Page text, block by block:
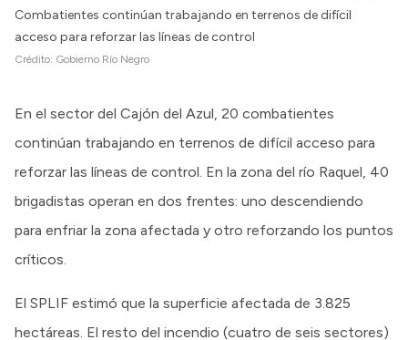
Combatientes continúan trabajando en terrenos de difícil
acceso para reforzar las líneas de control
Crédito: Gobierno Río Negro
En el sector del Cajón del Azul, 20 combatientes
continúan trabajando en terrenos de difícil acceso para
reforzar las líneas de control. En la zona del río Raquel, 40
brigadistas operan en dos frentes: uno descendiendo
para enfriar la zona afectada y otro reforzando los puntos
críticos.
El SPLIF estimó que la superficie afectada de 3.825
hectáreas. El resto del incendio (cuatro de seis sectores)